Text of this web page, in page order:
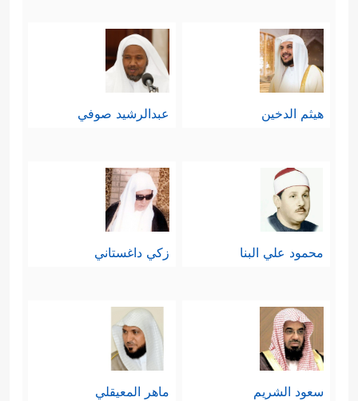
هيثم الدخين عبدالرشيد صوفي
محمود علي البنا زكي داغستاني
سعود الشريم ماهر المعيقلي